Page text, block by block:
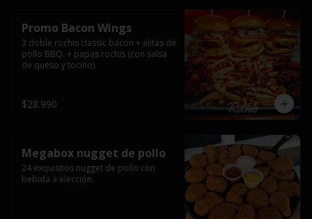
Promo Bacon Wings
3 doble rochis classic bacon + alitas de
pollo BBQ. + papas rochis (con salsa
de queso y tocino).
$28.990
Megabox nugget de pollo
24 exquisitos nugget de pollo con
bebida a elección.